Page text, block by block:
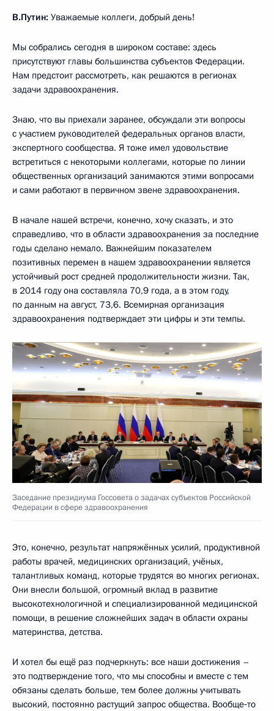
В.Путин: Уважаемые коллеги, добрый день!
Мы собрались сегодня в широком составе: здесь
присутствуют главы большинства субъектов Федерации.
Нам предстоит рассмотреть, как решаются в регионах
задачи здравоохранения.
Знаю, что вы приехали заранее, обсуждали эти вопросы
с участием руководителей федеральных органов власти,
экспертного сообщества. Я тоже имел удовольствие
встретиться с некоторыми коллегами, которые по линии
общественных организаций занимаются этими вопросами
и сами работают в первичном звене здравоохранения.
В начале нашей встречи, конечно, хочу сказать, и это
справедливо, что в области здравоохранения за последние
годы сделано немало. Важнейшим показателем
позитивных перемен в нашем здравоохранении является
устойчивый рост средней продолжительности жизни. Так,
в 2014 году она составляла 70,9 года, а в этом году,
по данным на август, 73,6. Всемирная организация
здравоохранения подтверждает эти цифры и эти темпы.
Заседание президиума Госсовета о задачах субъектов Российской
Федерации в сфере здравоохранения
Это, конечно, результат напряжённых усилий, продуктивной
работы врачей, медицинских организаций, учёных,
талантливых команд, которые трудятся во многих регионах.
Они внесли большой, огромный вклад в развитие
высокотехнологичной и специализированной медицинской
помощи, в решение сложнейших задач в области охраны
материнства, детства.
И хотел бы ещё раз подчеркнуть: все наши достижения –
это подтверждение того, что мы способны и вместе с тем
обязаны сделать больше, тем более должны учитывать
высокий, постоянно растущий запрос общества. Вообще‑то